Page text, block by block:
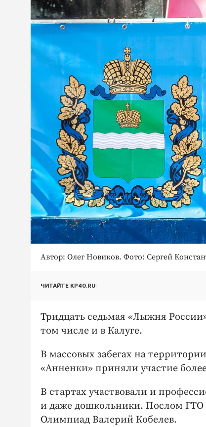
Автор: Олег Новиков. Фото: Сергей
ЧИТАЙТЕ KP40.RU:
Тридцать седьмая «Лыжня
том числе и в Калуге.
В массовых забегах на
«Анненки» приняли участие
В стартах участвовали и
и даже дошкольники. Послом ГТО
Олимпиад Валерий Кобелев.